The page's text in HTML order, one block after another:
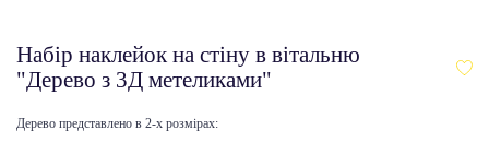
Набір наклейок на стіну в вітальню
"Дерево з 3Д метеликами"
Дерево представлено в 2-х розмірах: